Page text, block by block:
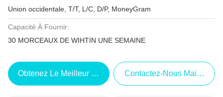
Union occidentale, T/T, L/C, D/P, MoneyGram
Capacité À Fournir:
30 MORCEAUX DE WIHTIN UNE SEMAINE
Obtenez Le Meilleur Prix Contactez-Nous Maintenant